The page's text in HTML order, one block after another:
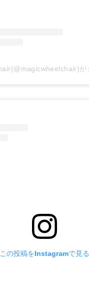
この投稿をInstagramで見る